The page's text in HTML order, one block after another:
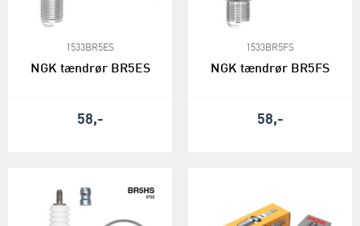
1533BR5ES
NGK tændrør BR5ES
58,-
1533BR5FS
NGK tændrør BR5FS
58,-